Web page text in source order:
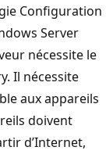
Configuration
Server
nécessite le
Il nécessite
aux appareils
doivent
d’Internet,